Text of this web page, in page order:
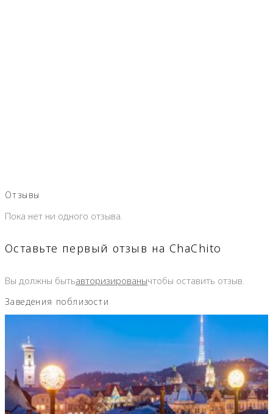
Отзывы
Пока нет ни одного отзыва.
Оставьте первый отзыв на ChaChito
Вы должны бытьавторизированычтобы оставить отзыв.
Заведения поблизости